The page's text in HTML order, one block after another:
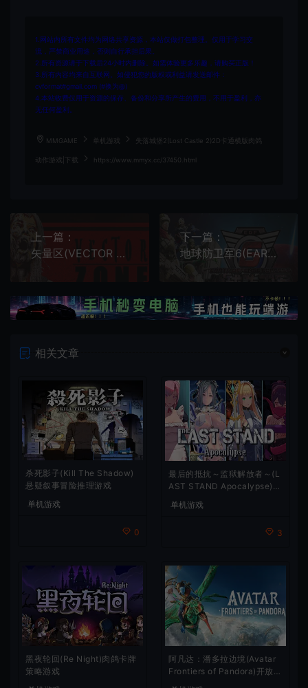
1.网站内所有文件均为网络共享资源，本站仅做打包整理。仅用于学习交
流，严禁商业用途，否则自行承担后果。
2.所有资源请于下载后24小时内删除。如需体验更多乐趣，请购买正版！
3.所有内容均来自互联网。如侵犯您的版权或利益请发送邮件：
cvformat#gmail.com (#换为@)
4.本站收费仅用于资源的保存、备份和分享所产生的费用，不用于盈利，亦
无任何盈利。
MMGAME 单机游戏 失落城堡2(Lost Castle 2)2D卡通横版肉鸽
动作游戏|下载 https://www.mmyx.cc/37450.html
上一篇：
矢量区(VECTOR ZONE)简中|PC|ACT|开放世界僵尸生存游戏
下一篇：
地球防卫军6(EARTH DEFENSE FORCE 6)简中|PC|TPS|第三人称动作射击游戏
相关文章
杀死影子(Kill The Shadow)
悬疑叙事冒险推理游戏
单机游戏
0
最后的抵抗～监狱解放者～(L
AST STAND Apocalypse)卡
通动作幸存者游戏
单机游戏
3
黑夜轮回(Re Night)肉鸽卡牌
策略游戏
阿凡达：潘多拉边境(Avatar
Frontiers of Pandora)开放世